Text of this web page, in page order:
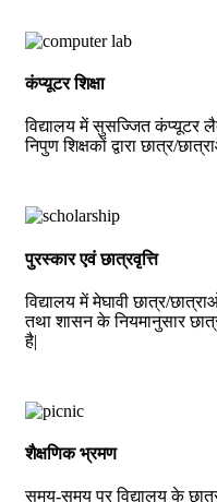
कंप्यूटर शिक्षा
विद्यालय में सुसज्जित कंप्यूटर
निपुण शिक्षकों द्वारा छात्र/
पुरस्कार एवं छात्रवृत्ति
विद्यालय में मेघावी छात्र/
तथा शासन के नियमानुसार
है|
शैक्षणिक भ्रमण
समय-समय पर विद्यालय के